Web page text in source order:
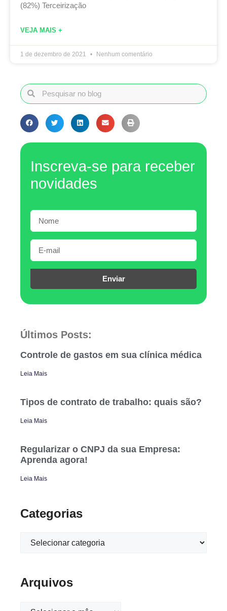
(82%) Terceirização
VEJA MAIS +
1 de dezembro de 2021 Nenhum comentário
Inscreva-se para receber
novidades
Enviar
Últimos Posts:
Controle de gastos em sua clínica médica
Leia Mais
Tipos de contrato de trabalho: quais são?
Leia Mais
Regularizar o CNPJ da sua Empresa:
Aprenda agora!
Leia Mais
Categorias
Arquivos